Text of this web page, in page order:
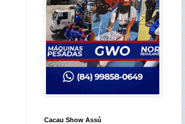
Cacau Show Assú